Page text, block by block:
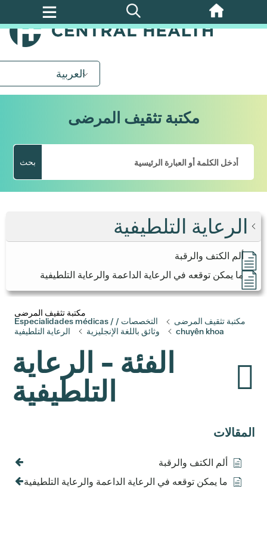
تخطي
إلى
العربية
مكتبة تثقيف المرضى
بحث
الرعاية التلطيفية
ألم الكتف والرقبة
ما يمكن توقعه في الرعاية الداعمة والرعاية التلطيفية
مكتبة تثقيف المرضى
مكتبة تثقيف المرضى
التخصصات / Especialidades médicas /
chuyên khoa
وثائق باللغة الإنجليزية الرعاية التلطيفية
الفئة - الرعاية
التلطيفية
المقالات
ألم الكتف والرقبة
ما يمكن توقعه في الرعاية الداعمة والرعاية التلطيفية